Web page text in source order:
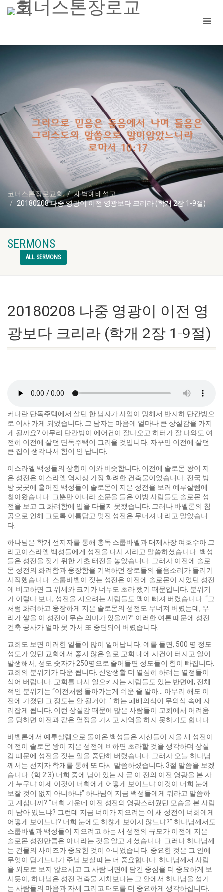
코너스톤장로교회
새벽예배설교
20180208 나중 영광이 이전 영광보다 크리라 (학개 2장 1-9절)
SERMONS
ALL SERMONS
20180208 나중 영광이 이전 영
광보다 크리라 (학개 2장 1-9절)
커다란 단독주택에서 살던 한 남자가 사업이 망해서 반지하 단칸방으
로 이사 가게 되었습니다. 그 남자는 마음에 얼마나 큰 상실감을 가지
게 될까요? 아무리 단칸방이 에어컨이 잘나오고 히터가 잘 나와도 여
전히 이전에 살던 단독주택이 그리울 것입니다. 자꾸만 이전에 살던
큰 집이 생각나서 힘이 안 납니다.
이스라엘 백성들의 상황이 이와 비슷합니다. 이전에 솔로몬 왕이 지
은 성전은 이스라엘 역사상 가장 화려한 건축물이었습니다. 전국 방
방 곳곳에 흩어진 백성들이 솔로몬이 지은 성전을 보러 예루살렘에
찾아왔습니다. 그뿐만 아니라 소문을 들은 이방 사람들도 솔로몬 성
전을 보고 그 화려함에 입을 다물지 못했습니다. 그러나 바벨론의 침
공으로 인해 그토록 아름답고 멋진 성전은 무너져 내리고 말았습니
다.
하나님은 학개 선지자를 통해 총독 스룹바벨과 대제사장 여호수아 그
리고이스라엘 백성들에게 성전을 다시 지라고 말씀하셨습니다. 백성
들은 성전을 짓기 위한 기초 터전을 놓았습니다. 그러자 이전에 솔로
몬 성전의 화려함과 웅장함을 기억하던 장로들의 울음소리가 들리기
시작했습니다. 스룹바벨이 짓는 성전은 이전에 솔로몬이 지었던 성전
에 비교하면 그 위세와 크기가 너무도 초라 했기 때문입니다. 분위기
가 이렇다 보니, 성전을 지으려는 사람들도 맥이 빠져 버렸습니다. “그
처럼 화려하고 웅장하게 지은 솔로몬의 성전도 무너져 버렸는데, 우
리가 쌓을 이 성전이 무슨 의미가 있을까?” 이러한 여론 때문에 성전
건축 공사가 얼마 못 가서 또 중단되어 버렸습니다.
교회도 보면 이러한 일들이 많이 일어납니다. 예를 들면, 500 명 정도
성도가 있던 교회에서 좋지 않은 일로 교회 내에 사건이 터지고 일이
발생해서, 성도 숫자가 250명으로 줄어들면 성도들이 힘이 빠집니다.
교회의 분위기가 다운 됩니다. 신앙생활 더 열심히 하려는 열정들이
식어 버립니다. 교회를 다시 일으키자는 사람들도 있는 반면에, 전체
적인 분위기는 “이전처럼 돌아가는게 쉬운 줄 알아… 아무리 해도 이
전에 가졌던 그 정도는 안 될거야…” 하는 패배의식이 무의식 속에 자
리잡게 됩니다. 이런 상실감 때문에 많은 사람들이 교회에서 어려움
을 당하면 이전과 같은 열정을 가지고 사역을 하지 못하기도 합니다.
바벨론에서 예루살렘으로 돌아온 백성들은 자신들이 지을 새 성전이
예전이 솔로몬 왕이 지은 성전에 비하면 초라할 것을 생각하며 상실
감 때문에 성전을 짓는 일을 중단해 버렸습니다. 그러자 오늘 하나님
께서는 선지자 학개를 통해 또 다시 말씀하셨습니다. 3절 말씀을 보겠
습니다. (학 2:3) 너희 중에 남아 있는 자 곧 이 전의 이전 영광을 본 자
가 누구냐 이제 이것이 너희에게 어떻게 보이느냐 이것이 너희 눈에
보잘 것이 없지 아니하냐” 하나님이 지금 백성들에게 뭐라고 말씀하
고 계십니까? “너희 가운데 이전 성전의 영광스러웠던 모습을 본 사람
이 남아 있느냐? 그런데 지금 너이가 지으려는 이 새 성전이 너희에게
어떻게 보이느냐? 너희 눈에도 하찮게 보이지 않느냐?” 하나님께서도
스룹바벨과 백성들이 지으려고 하는 새 성전의 규모가 이전에 지은
솔로몬 성전만큼은 아니라는 것을 알고 계셨습니다. 그러나 하나님께
는 건물의 사이즈가 중요한 것이 아니었습니다. 중요한 것은 그 안에
무엇이 담기느냐가 주님 보실 때는 더 중요합니다. 하나님께서 사람
을 외모로 보지 않으시고 그 사람 내면에 담긴 중심을 더 중요하게 보
시듯이, 하나님은 성전 건축물 자체보다는 그 안에서 하나님을 섬기
는 사람들의 마음과 자세 그리고 태도를 더 중요하게 생각하십니다.